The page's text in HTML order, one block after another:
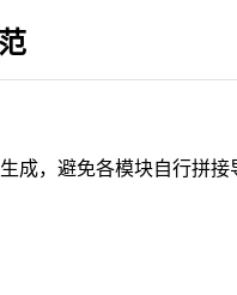
成，避免各模块自行拼接